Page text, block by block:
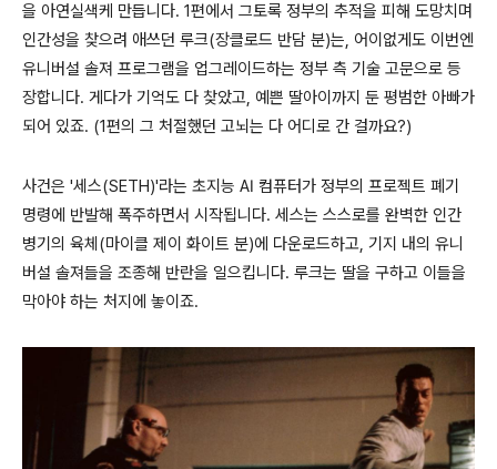
을 아연실색케 만듭니다. 1편에서 그토록 정부의 추적을 피해 도망치며
인간성을 찾으려 애쓰던 루크(장클로드 반담 분)는, 어이없게도 이번엔
유니버설 솔져 프로그램을 업그레이드하는 정부 측 기술 고문으로 등
장합니다. 게다가 기억도 다 찾았고, 예쁜 딸아이까지 둔 평범한 아빠가
되어 있죠. (1편의 그 처절했던 고뇌는 다 어디로 간 걸까요?)
사건은 '세스(SETH)'라는 초지능 AI 컴퓨터가 정부의 프로젝트 폐기
명령에 반발해 폭주하면서 시작됩니다. 세스는 스스로를 완벽한 인간
병기의 육체 (마이클 제이 화이트 분)에 다운로드하고, 기지 내의 유니
버설 솔져들을 조종해 반란을 일으킵니다. 루크는 딸을 구하고 이들을
막아야 하는 처지에 놓이죠.